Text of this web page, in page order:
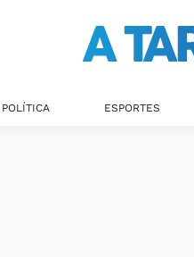
POLÍTICA ESPORTES